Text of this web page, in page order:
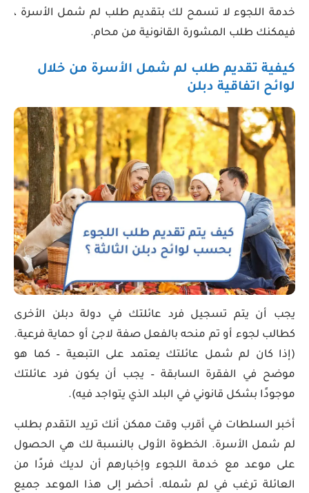
خدمة اللجوء لا تسمح لك بتقديم طلب لم شمل الأسرة ،
فيمكنك طلب المشورة القانونية من محام.
كيفية تقديم طلب لم شمل الأسرة من خلال
لوائح اتفاقية دبلن
يجب أن يتم تسجيل فرد عائلتك في دولة دبلن الأخرى
كطالب لجوء أو تم منحه بالفعل صفة لاجئ أو حماية فرعية.
(إذا كان لم شمل عائلتك يعتمد على التبعية – كما هو
موضح في الفقرة السابقة – يجب أن يكون فرد عائلتك
موجودًا بشكل قانوني في البلد الذي يتواجد فيه).
أخبر السلطات في أقرب وقت ممكن أنك تريد التقدم بطلب
لم شمل الأسرة. الخطوة الأولى بالنسبة لك هي الحصول
على موعد مع خدمة اللجوء وإخبارهم أن لديك فردًا من
العائلة ترغب في لم شمله. أحضر إلى هذا الموعد جميع